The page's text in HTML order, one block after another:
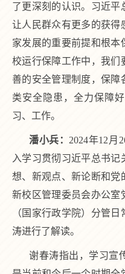
了更深刻的认识。习近平
让人民群众有更多的获得
家发展的重要前提和根本
校运行保障工作中，我们
善的安全管理制度，保障
类安全隐患，全力保障
习、工作。
潘小兵： 2024年12月
入学习贯彻习近平总书
想、新观点、新论断和党
新校区管理委员会办公室
（国家行政学院）分管
涛进行了解读。
谢春涛指出，学习宣